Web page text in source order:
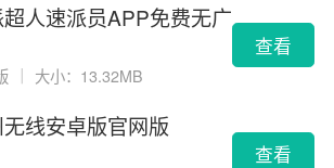
人速派员APP免费无广
大小：13.32MB
查看
线安卓版官网版
查看